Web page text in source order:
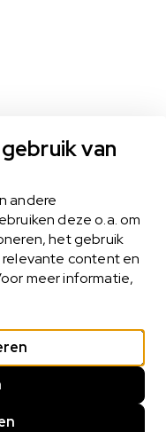
van
andere
deze o.a. om
het gebruik
content en
meer informatie,
van twee werelden
statement